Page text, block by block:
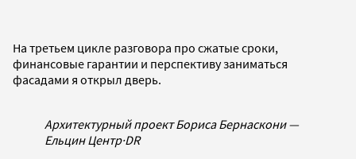
На третьем цикле разговора про сжатые сроки,
финансовые гарантии и перспективу заниматься
фасадами я открыл дверь.
Архитектурный проект Бориса Бернаскони —
Ельцин Центр·DR